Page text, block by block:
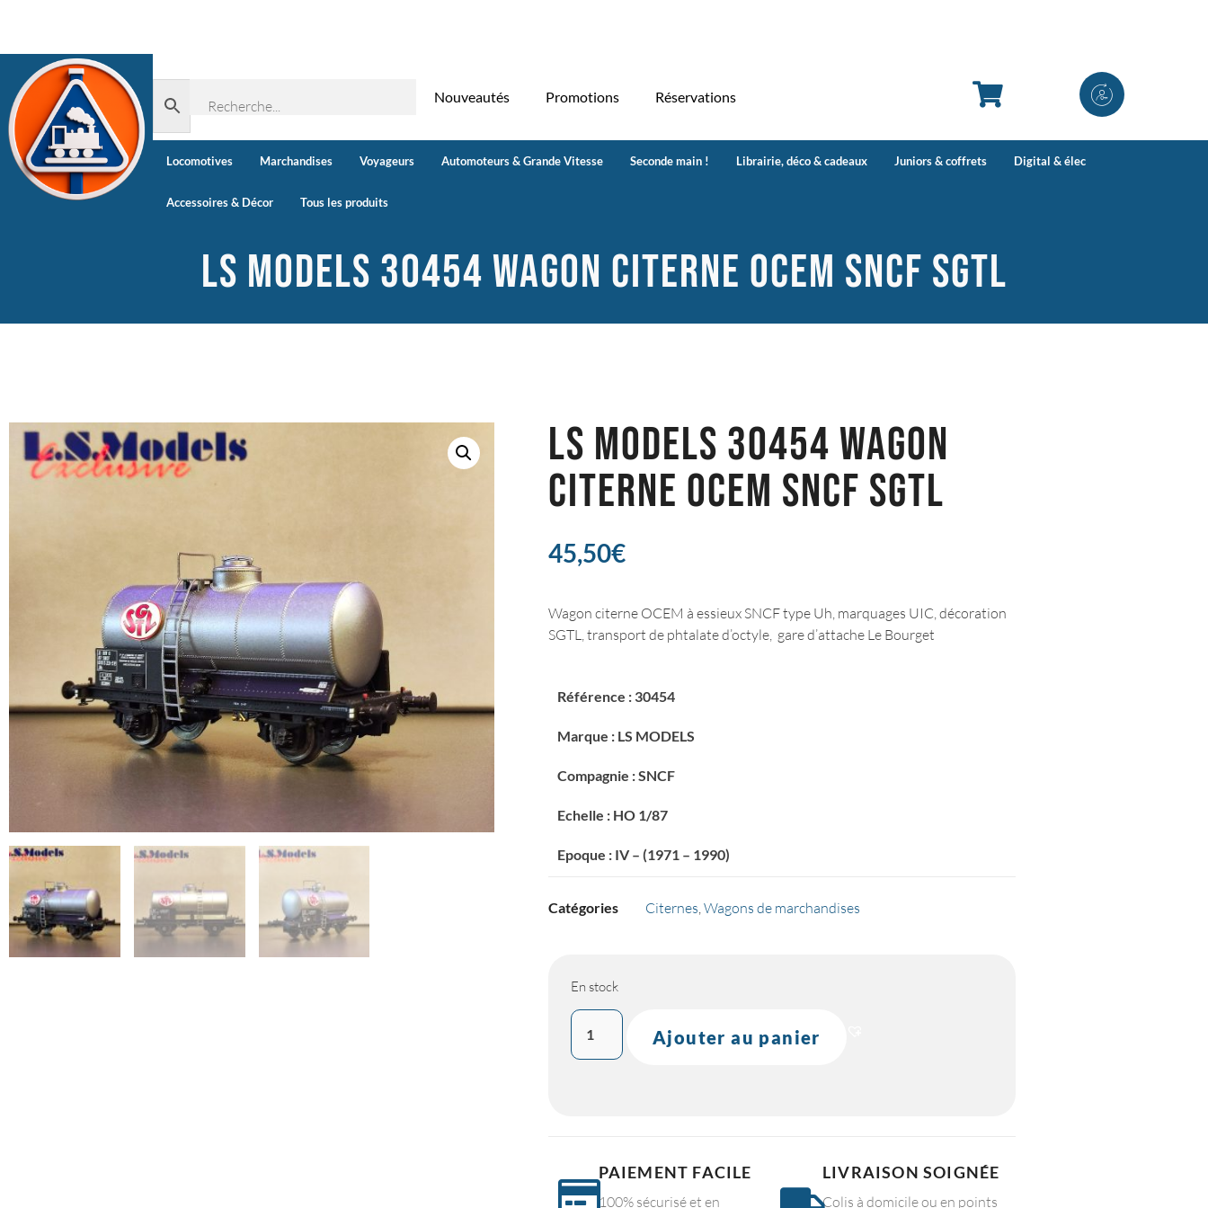
Nouveautés Promotions Réservations
Locomotives Marchandises Voyageurs Automoteurs & Grande Vitesse Seconde main ! Librairie, déco & cadeaux Juniors & coffrets Digital & élec
Accessoires & Décor Tous les produits
LS MODELS 30454 WAGON CITERNE OCEM SNCF SGTL
LS MODELS 30454 WAGON
CITERNE OCEM SNCF SGTL
45,50€
Wagon citerne OCEM à essieux SNCF type Uh, marquages UIC, décoration
SGTL, transport de phtalate d’octyle, gare d’attache Le Bourget
Référence : 30454
Marque : LS MODELS
Compagnie : SNCF
Echelle : HO 1/87
Epoque : IV – (1971 – 1990)
Catégories Citernes Wagons de marchandises
En stock
Ajouter au panier
PAIEMENT FACILE
100% sécurisé et en
LIVRAISON SOIGNÉE
Colis à domicile ou en points